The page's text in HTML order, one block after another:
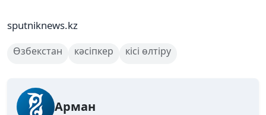
sputniknews.kz
Өзбекстан кәсіпкер кісі өлтіру
Арман